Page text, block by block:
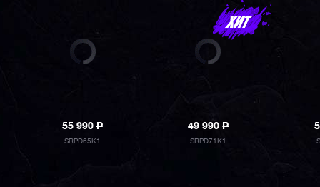
55 990P
SRPD65K1
49 990P
SRPD71K1